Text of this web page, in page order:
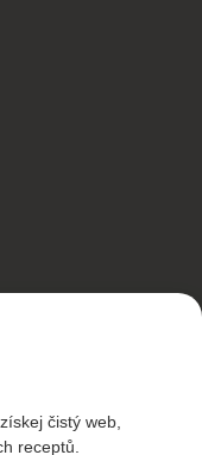
čistý web,
receptů.